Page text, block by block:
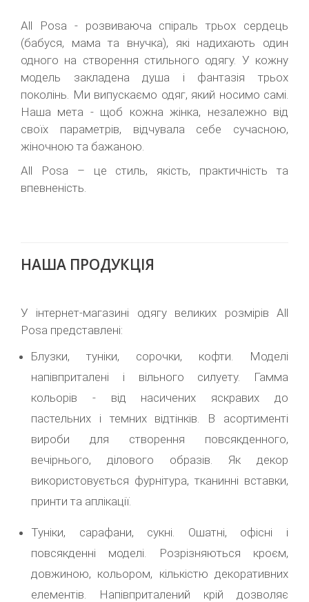
All Posa - розвиваюча спіраль трьох сердець
(бабуся, мама та внучка), які надихають один
одного на створення стильного одягу. У кожну
модель закладена душа і фантазія трьох
поколінь. Ми випускаємо одяг, який носимо самі.
Наша мета - щоб кожна жінка, незалежно від
своїх параметрів, відчувала себе сучасною,
жіночною та бажаною.
All Posa – це стиль, якість, практичність та
впевненість.
НАША ПРОДУКЦІЯ
У інтернет-магазині одягу великих розмірів All
Posa представлені:
Блузки, туніки, сорочки, кофти. Моделі
напівприталені і вільного силуету. Гамма
кольорів - від насичених яскравих до
пастельних і темних відтінків. В асортименті
вироби для створення повсякденного,
вечірнього, ділового образів. Як декор
використовується фурнітура, тканинні вставки,
принти та аплікації.
Туніки, сарафани, сукні. Ошатні, офісні і
повсякденні моделі. Розрізняються кроєм,
довжиною, кольором, кількістю декоративних
елементів. Напівприталений крій дозволяє